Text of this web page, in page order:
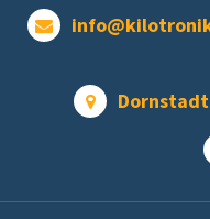
Zum
Inhalt